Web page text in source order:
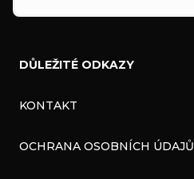
DŮLEŽITÉ ODKAZY
KONTAKT
OCHRANA OSOBNÍCH ÚDAJŮ